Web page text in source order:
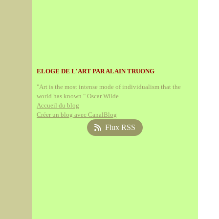
ELOGE DE L'ART PAR ALAIN TRUONG
"Art is the most intense mode of individualism that the
world has known." Oscar Wilde
Accueil du blog
Créer un blog avec CanalBlog
Flux RSS